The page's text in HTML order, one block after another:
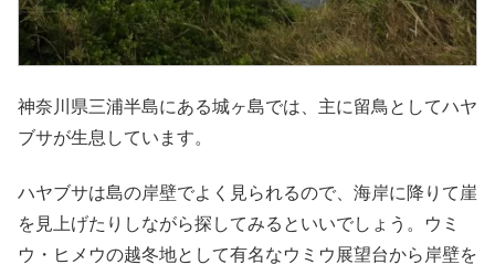
神奈川県三浦半島にある城ヶ島では、主に留鳥としてハヤ
ブサが生息しています。
ハヤブサは島の岸壁でよく見られるので、海岸に降りて崖
を見上げたりしながら探してみるといいでしょう。ウミ
ウ・ヒメウの越冬地として有名なウミウ展望台から岸壁を